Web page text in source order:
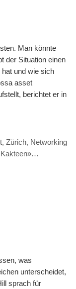
Man könnte
der Situation einen
hat und wie sich
asset
berichtet er in
Hill: „ZICKKEL“
Kombination aus
Welche
und was sind Ihre
am Anfang
Zürich, Networking
was
unterscheidet,
sprach für